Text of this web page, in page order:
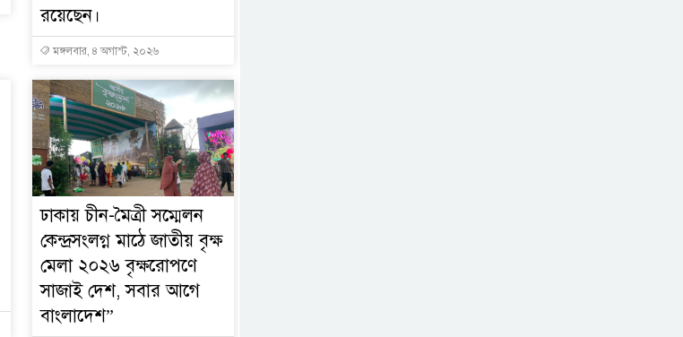
রয়েছেন।
মঙ্গলবার, ৪ অগাস্ট, ২০২৬
ঢাকায় চীন-মৈত্রী সম্মেলন
কেন্দ্রসংলগ্ন মাঠে জাতীয় বৃক্ষ
মেলা ২০২৬ বৃক্ষরোপণে
সাজাই দেশ, সবার আগে
বাংলাদেশ”